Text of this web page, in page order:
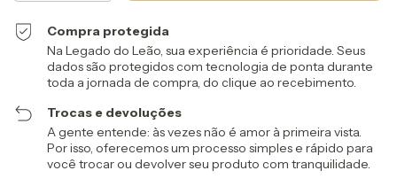
Compra protegida
Na Legado do Leão, sua experiência é prioridade. Seus
dados são protegidos com tecnologia de ponta durante
toda a jornada de compra, do clique ao recebimento.
Trocas e devoluções
A gente entende: às vezes não é amor à primeira vista.
Por isso, oferecemos um processo simples e rápido para
você trocar ou devolver seu produto com tranquilidade.